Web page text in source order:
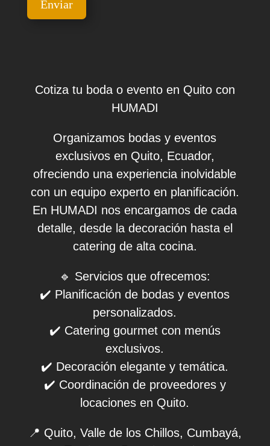
Cotiza tu boda o evento en Quito con
HUMADI
Organizamos bodas y eventos
exclusivos en Quito, Ecuador,
ofreciendo una experiencia inolvidable
con un equipo experto en planificación.
En HUMADI nos encargamos de cada
detalle, desde la decoración hasta el
catering de alta cocina.
🔹 Servicios que ofrecemos:
✔️ Planificación de bodas y eventos
personalizados.
✔️ Catering gourmet con menús
exclusivos.
✔️ Decoración elegante y temática.
✔️ Coordinación de proveedores y
locaciones en Quito.
📍 Quito, Valle de los Chillos, Cumbayá,